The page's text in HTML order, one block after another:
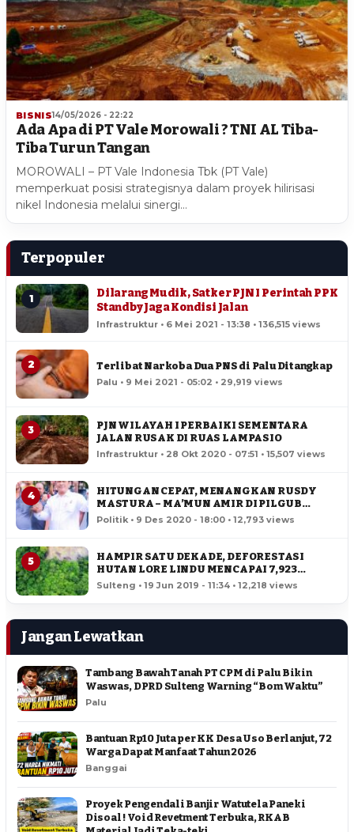
BISNIS14/05/2026 - 22:22
Ada Apa di PT Vale Morowali ? TNI AL Tiba-
Tiba Turun Tangan
MOROWALI – PT Vale Indonesia Tbk (PT Vale)
memperkuat posisi strategisnya dalam proyek hilirisasi
nikel Indonesia melalui sinergi…
Terpopuler
1
Dilarang Mudik, Satker PJN I Perintah PPK
Standby Jaga Kondisi Jalan
Infrastruktur • 6 Mei 2021 - 13:38 • 136,515 views
2 Terlibat Narkoba Dua PNS di Palu Ditangkap
Palu • 9 Mei 2021 - 05:02 • 29,919 views
3
PJN WILAYAH I PERBAIKI SEMENTARA
JALAN RUSAK DI RUAS LAMPASIO
Infrastruktur • 28 Okt 2020 - 07:51 • 15,507 views
4
HITUNGAN CEPAT, MENANGKAN RUSDY
MASTURA – MA’MUN AMIR DI PILGUB
SULTENG
Politik • 9 Des 2020 - 18:00 • 12,793 views
5
HAMPIR SATU DEKADE, DEFORESTASI
HUTAN LORE LINDU MENCAPAI 7,923
HEKTAR
Sulteng • 19 Jun 2019 - 11:34 • 12,218 views
Jangan Lewatkan
Tambang Bawah Tanah PT CPM di Palu Bikin
Waswas, DPRD Sulteng Warning “Bom Waktu”
Palu
Bantuan Rp10 Juta per KK Desa Uso Berlanjut, 72
Warga Dapat Manfaat Tahun 2026
Banggai
Proyek Pengendali Banjir Watutela Paneki
Disoal ! Void Revetment Terbuka, RKAB